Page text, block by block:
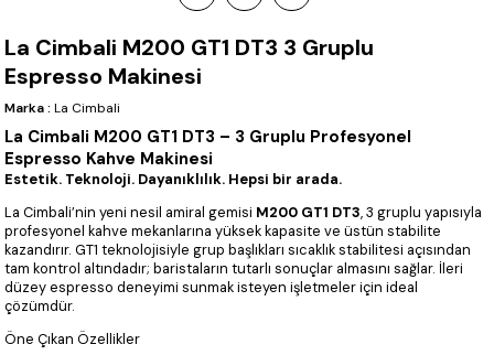
La Cimbali M200 GT1 DT3 3 Gruplu
Espresso Makinesi
Marka : La Cimbali
La Cimbali M200 GT1 DT3 – 3 Gruplu Profesyonel
Espresso Kahve Makinesi
Estetik. Teknoloji. Dayanıklılık. Hepsi bir arada.
La Cimbali’nin yeni nesil amiral gemisi M200 GT1 DT3, 3 gruplu yapısıyla
profesyonel kahve mekanlarına yüksek kapasite ve üstün stabilite
kazandırır. GT1 teknolojisiyle grup başlıkları sıcaklık stabilitesi açısından
tam kontrol altındadır; baristaların tutarlı sonuçlar almasını sağlar. İleri
düzey espresso deneyimi sunmak isteyen işletmeler için ideal
çözümdür.
Öne Çıkan Özellikler